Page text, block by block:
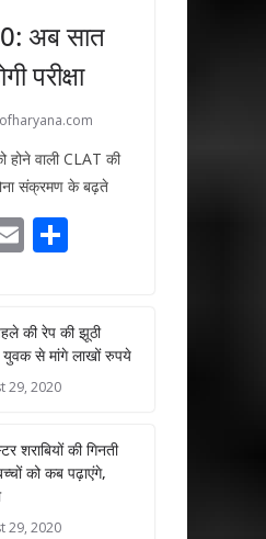
अब सात
परीक्षा
वाली CLAT की
संक्रमण के बढ़ते
E
l e
की रेप की झूठी
युवक से मांगे लाखों रुपये
29, 2020
शराबियों की गिनती
को कब पढ़ाएंगे,
29, 2020